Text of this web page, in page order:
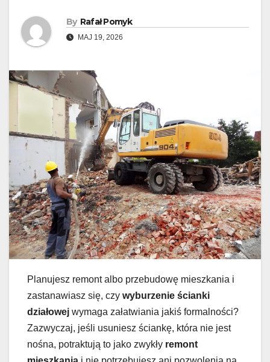
By Rafał Pomyk
MAJ 19, 2026
Planujesz remont albo przebudowę mieszkania i
zastanawiasz się, czy wyburzenie ścianki
działowej wymaga załatwiania jakiś formalności?
Zazwyczaj, jeśli usuniesz ściankę, która nie jest
nośna, potraktują to jako zwykły remont